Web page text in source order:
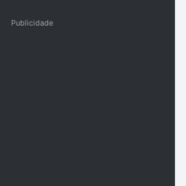
Publicidade